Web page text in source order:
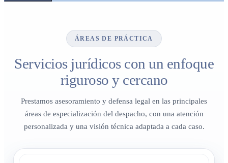
ÁREAS DE PRÁCTICA
Servicios jurídicos con un enfoque
riguroso y cercano
Prestamos asesoramiento y defensa legal en las principales
áreas de especialización del despacho, con una atención
personalizada y una visión técnica adaptada a cada caso.